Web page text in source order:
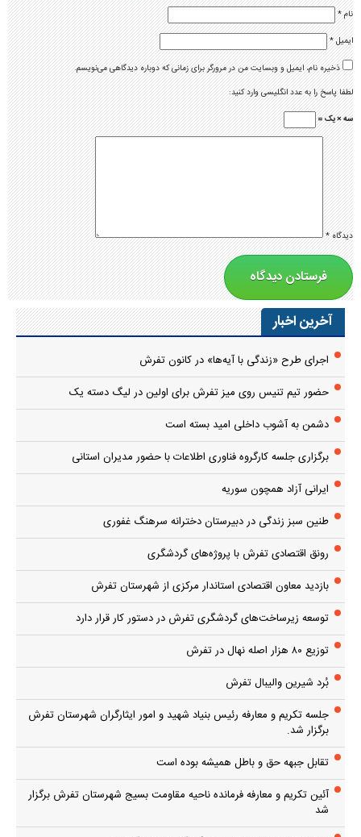
نام*
ایمیل*
ذخیره نام، ایمیل و وبسایت من در مرورگر برای زمانی که دوباره دیدگاهی می‌نویسم.
لطفا پاسخ را به عدد انگلیسی وارد کنید:
سه × یک =
دیدگاه*
آخرین اخبار
اجرای طرح «زندگی با آیه‌ها» در کانون تفرش
حضور تیم تنیس روی میز تفرش برای اولین در لیگ دسته یک
دشمن به آشوب داخلی امید بسته است
برگزاری جلسه کارگروه فناوری اطلاعات با حضور مدیران استانی
ایرانی آزاد همچون سوریه
طنین سبز زندگی در دبیرستان دخترانه سرهنگ غفوری
رونق اقتصادی تفرش با پروژه‌های گردشگری
بازدید معاون اقتصادی استاندار مرکزی از شهرستان تفرش
توسعه زیرساخت‌های گردشگری تفرش در دستور کار قرار دارد
توزیع ۸۰ هزار اصله نهال در تفرش
بُرد شیرین والیبال تفرش
جلسه تکریم و معارفه رئیس بنیاد شهید و امور ایثارگران شهرستان تفرش
برگزار شد.
تقابل جبهه حق و باطل همیشه بوده است
آئین تکریم و معارفه فرمانده ناحیه مقاومت بسیج شهرستان تفرش برگزار
شد